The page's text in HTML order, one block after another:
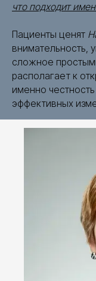
что подходит
Пациенты ценят
внимательность,
сложное
располагает к
именно
эффективных